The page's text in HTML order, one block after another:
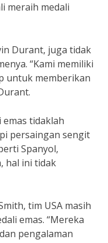
meraih medali
Durant, juga tidak
“Kami memiliki
untuk memberikan
tidaklah
persaingan sengit
Spanyol,
hal ini tidak
tim USA masih
emas. “Mereka
pengalaman